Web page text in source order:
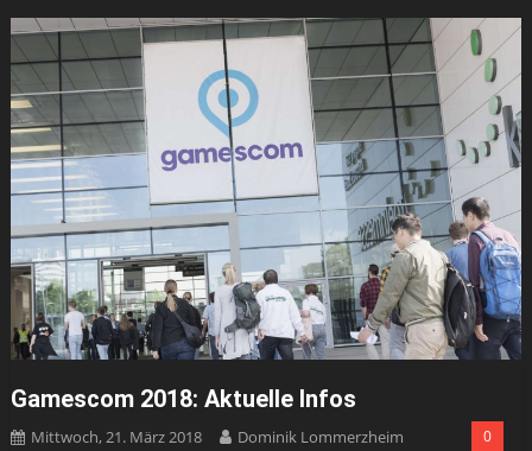
Gamescom 2018: Aktuelle Infos
Mittwoch, 21. März 2018 Dominik Lommerzheim 0